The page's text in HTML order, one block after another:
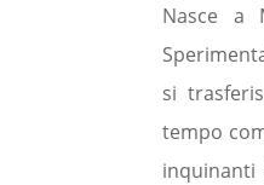
Nasce a
si
tempo
inquinanti